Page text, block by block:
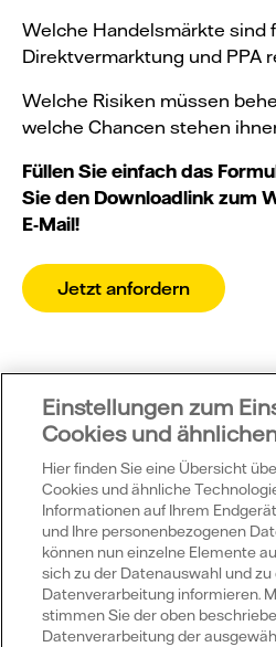
Welche Handelsmärkte sind
Direktvermarktung und PPA
Welche Risiken müssen
welche Chancen stehen
Füllen Sie einfach das
Sie den Downloadlink zum
E-Mail!
Jetzt anfordern
Vattenfall
Publikationen
Einstellungen zum
Cookies und
Hier finden Sie eine Übersicht
Cookies und ähnliche
Informationen auf Ihrem
und Ihre personenbezogenen
können nun einzelne Elemente
sich zu der Datenauswahl und
Datenverarbeitung informieren.
stimmen Sie der oben
Datenverarbeitung der